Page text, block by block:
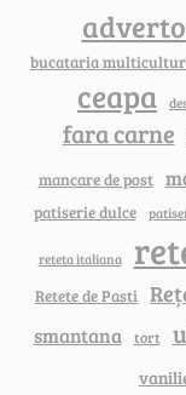
bucataria
ceapa
fara carne
mancare de post
patiserie dulce
reteta italiana
Retete de Pasti
smantana tort